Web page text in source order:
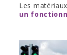
Les
un